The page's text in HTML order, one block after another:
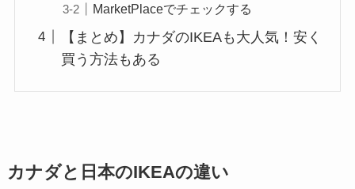
MarketPlaceでチェックする
【まとめ】カナダのIKEAも大人気！安く
買う方法もある
カナダと日本のIKEAの違い